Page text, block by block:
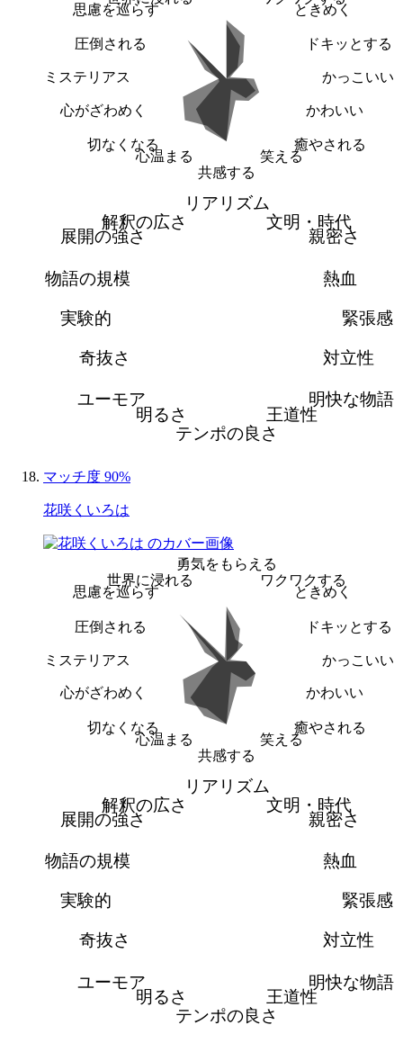
ときめく
ドキッとする
かっこいい
かわいい
癒やされる
笑える
共感する
心温まる
切なくなる
心がざわめく
ミステリアス
圧倒される
思慮を巡らす
リアリズム
文明・時代
親密さ
熱血
緊張感
対立性
明快な物語
王道性
テンポの良さ
明るさ
ユーモア
奇抜さ
実験的
物語の規模
展開の強さ
解釈の広さ
マッチ度 90%
花咲くいろは
勇気をもらえる
ワクワクする
ときめく
ドキッとする
かっこいい
かわいい
癒やされる
笑える
共感する
心温まる
切なくなる
心がざわめく
ミステリアス
圧倒される
思慮を巡らす
世界に浸れる
リアリズム
文明・時代
親密さ
熱血
緊張感
対立性
明快な物語
王道性
テンポの良さ
明るさ
ユーモア
奇抜さ
実験的
物語の規模
展開の強さ
解釈の広さ